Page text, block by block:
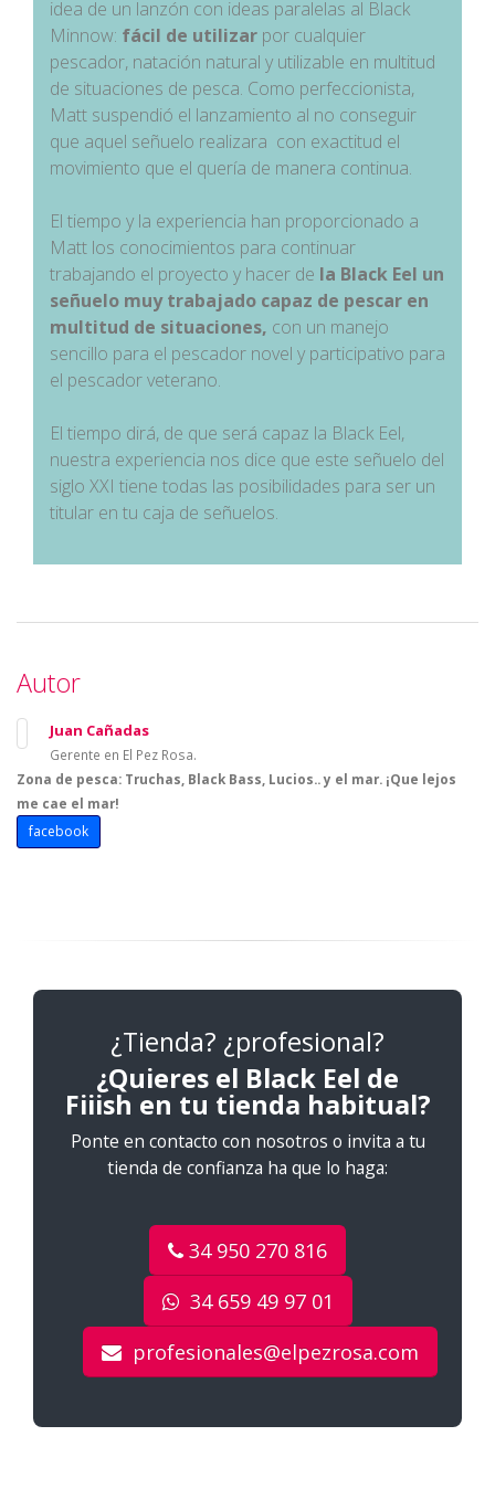
idea de un lanzón con ideas paralelas al Black
Minnow: fácil de utilizar por cualquier
pescador, natación natural y utilizable en multitud
de situaciones de pesca. Como perfeccionista,
Matt suspendió el lanzamiento al no conseguir
que aquel señuelo realizara con exactitud el
movimiento que el quería de manera continua.
El tiempo y la experiencia han proporcionado a
Matt los conocimientos para continuar
trabajando el proyecto y hacer de la Black Eel un
señuelo muy trabajado capaz de pescar en
multitud de situaciones, con un manejo
sencillo para el pescador novel y participativo para
el pescador veterano.
El tiempo dirá, de que será capaz la Black Eel,
nuestra experiencia nos dice que este señuelo del
siglo XXI tiene todas las posibilidades para ser un
titular en tu caja de señuelos.
Autor
Juan Cañadas
Gerente en El Pez Rosa.
Zona de pesca: Truchas, Black Bass, Lucios.. y el mar. ¡Que lejos
me cae el mar!
facebook
¿Tienda? ¿profesional?
¿Quieres el Black Eel de
Fiiish en tu tienda habitual?
Ponte en contacto con nosotros o invita a tu
tienda de confianza ha que lo haga:
34 950 270 816
34 659 49 97 01
profesionales@elpezrosa.com